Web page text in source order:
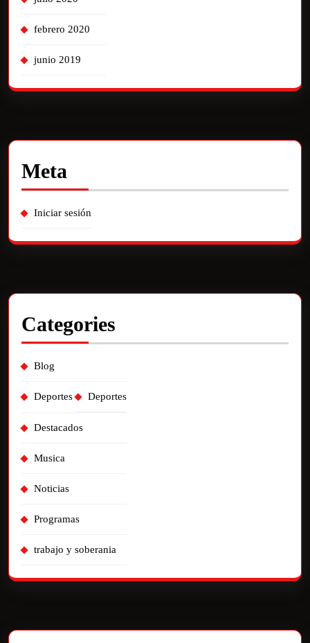
febrero 2020
junio 2019
Meta
Iniciar sesión
Categories
Blog
Deportes Deportes
Destacados
Musica
Noticias
Programas
trabajo y soberania